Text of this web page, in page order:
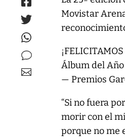
Movistar
Álbum del Año
— Premios
“Si no fuera
morir con el
porque no me